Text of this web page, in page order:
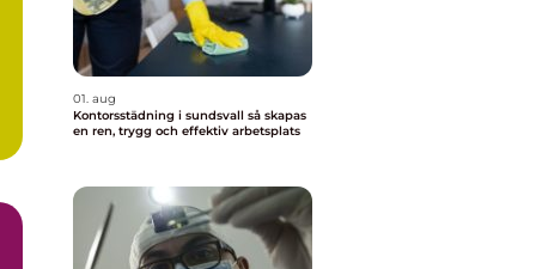
01. aug
Kontorsstädning i sundsvall så skapas
en ren, trygg och effektiv arbetsplats